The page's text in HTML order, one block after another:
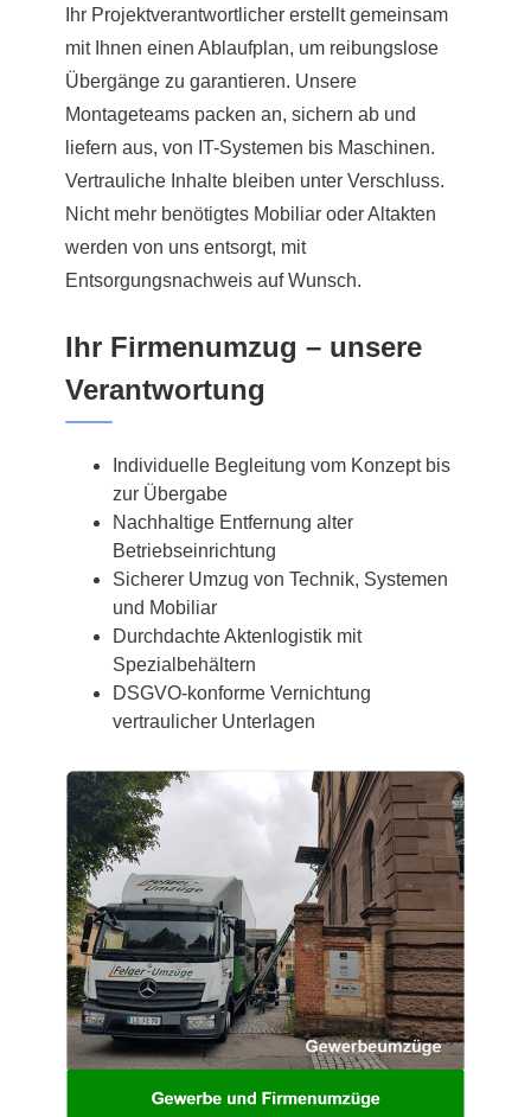
Ihr Projektverantwortlicher erstellt gemeinsam
mit Ihnen einen Ablaufplan, um reibungslose
Übergänge zu garantieren. Unsere
Montageteams packen an, sichern ab und
liefern aus, von IT-Systemen bis Maschinen.
Vertrauliche Inhalte bleiben unter Verschluss.
Nicht mehr benötigtes Mobiliar oder Altakten
werden von uns entsorgt, mit
Entsorgungsnachweis auf Wunsch.
Ihr Firmenumzug – unsere
Verantwortung
Individuelle Begleitung vom Konzept bis
zur Übergabe
Nachhaltige Entfernung alter
Betriebseinrichtung
Sicherer Umzug von Technik, Systemen
und Mobiliar
Durchdachte Aktenlogistik mit
Spezialbehältern
DSGVO-konforme Vernichtung
vertraulicher Unterlagen